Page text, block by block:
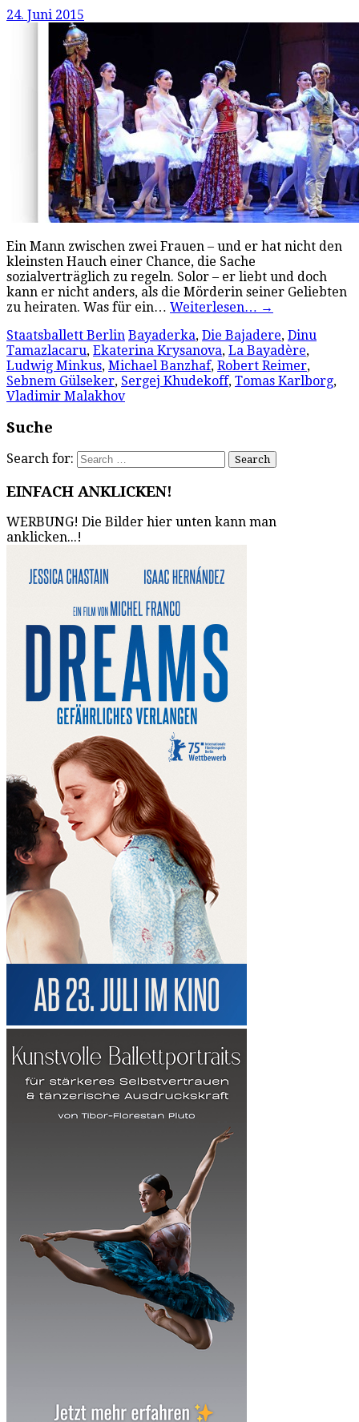
24. Juni 2015
Ein Mann zwischen zwei Frauen – und er hat nicht den
kleinsten Hauch einer Chance, die Sache
sozialverträglich zu regeln. Solor – er liebt und doch
kann er nicht anders, als die Mörderin seiner Geliebten
zu heiraten. Was für ein… Weiterlesen… →
Staatsballett Berlin Bayaderka, Die Bajadere, Dinu
Tamazlacaru, Ekaterina Krysanova, La Bayadère,
Ludwig Minkus, Michael Banzhaf, Robert Reimer,
Sebnem Gülseker, Sergej Khudekoff, Tomas Karlborg,
Vladimir Malakhov
Suche
Search for:
EINFACH ANKLICKEN!
WERBUNG! Die Bilder hier unten kann man
anklicken...!